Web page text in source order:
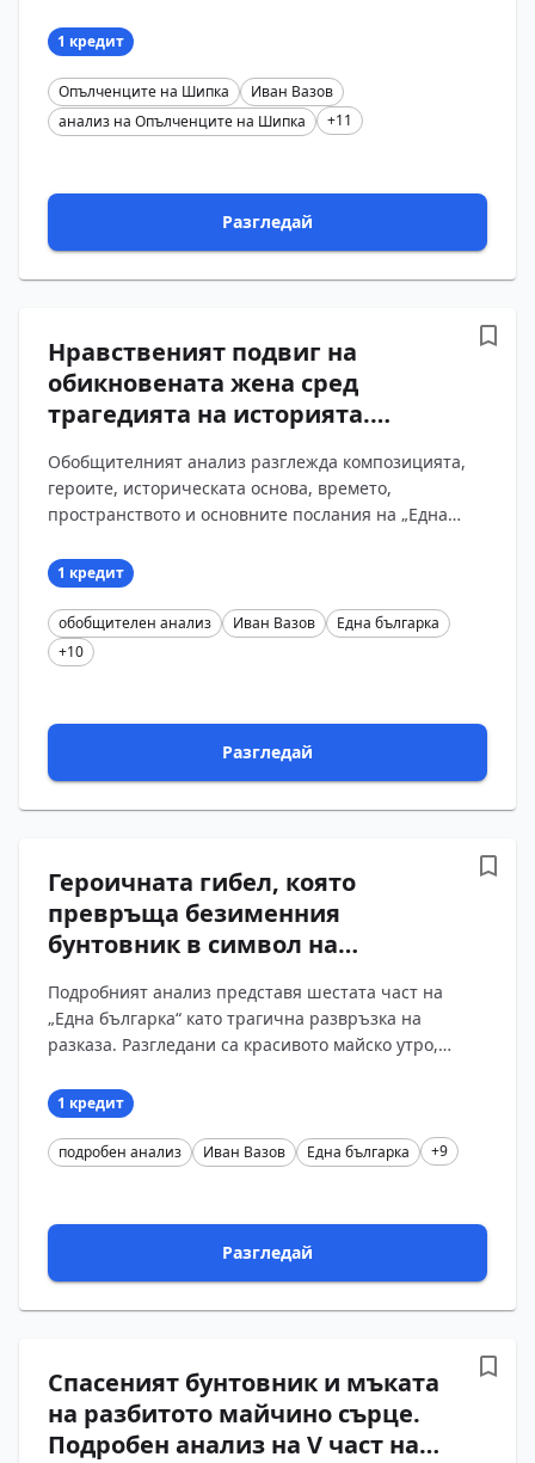
Разгледани са композ...
1 кредит
Опълченците на Шипка
Иван Вазов
анализ на Опълченците на Шипка
+11
Разгледай
Нравственият подвиг на
обикновената жена сред
трагедията на историята.
българка“ от Иван Вазов с
въпроси и отговори
Обобщителният анализ разглежда композицията,
героите, историческата основа, времето,
пространството и основните послания на „Една
саможер?...
1 кредит
обобщителен анализ Иван Вазов
Една българка
+10
Разгледай
Героичната гибел, която
превръща безименния
бунтовник в символ на
VI част на „Една българка“ от
Иван Вазов с въпроси и
Подробният анализ представя шестата част на
„Една българка“ като трагична развръзка на
разказа. Разгледани са красивото майско утро,
Джамбалаза, са...
1 кредит
подробен анализ Иван Вазов Една българка +9
Разгледай
Спасеният бунтовник и мъката
на разбитото майчино сърце.
Подробен анализ на V част на